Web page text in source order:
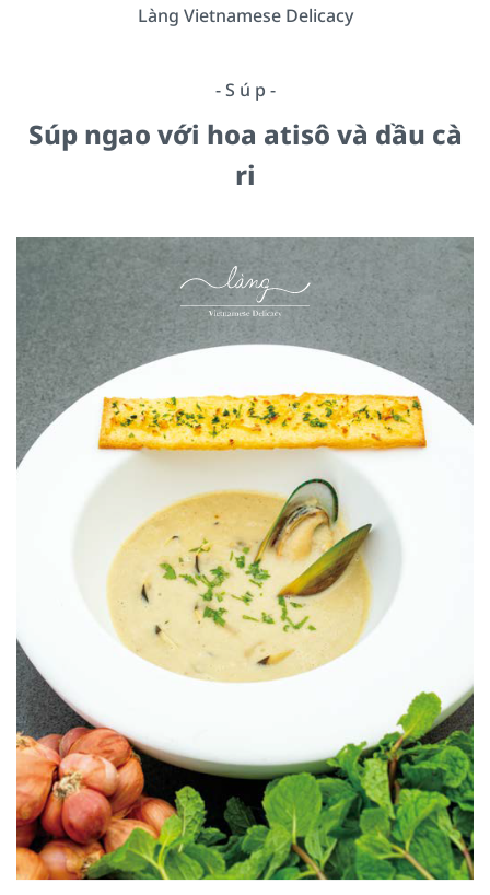
Làng Vietnamese Delicacy
- S ú p -
Súp ngao với hoa atisô và dầu cà
ri